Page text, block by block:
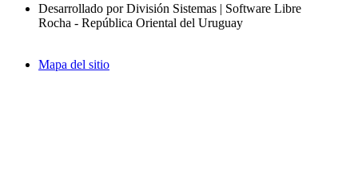
Desarrollado por División Sistemas | Software Libre
Rocha - República Oriental del Uruguay
Mapa del sitio